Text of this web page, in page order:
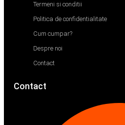
Termeni si conditii
Politica de confidentialitate
Cum cumpar?
Despre noi
Contact
Contact